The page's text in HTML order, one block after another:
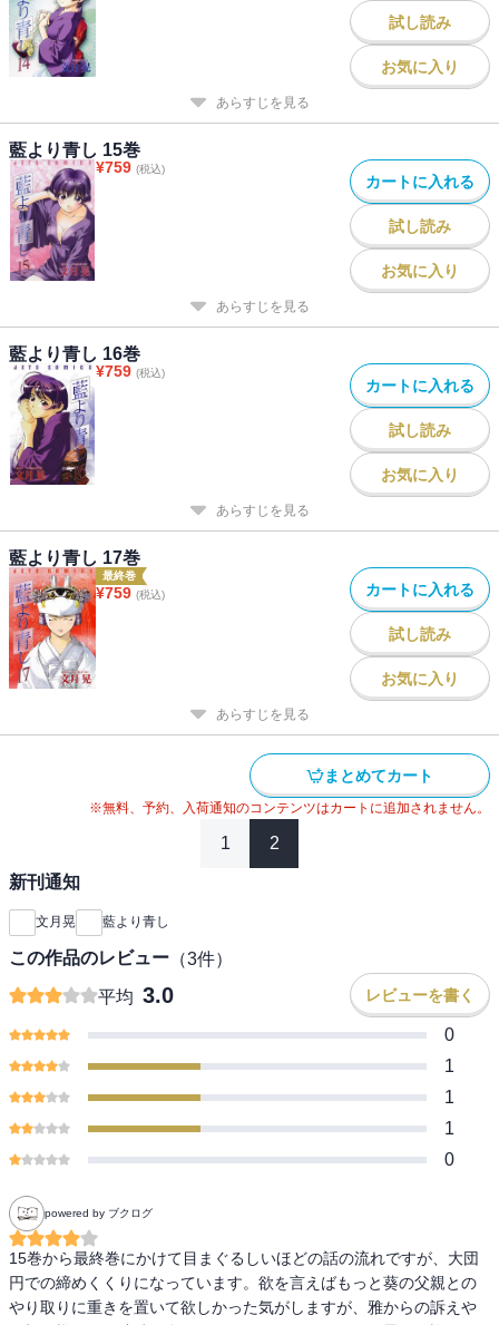
試し読み
お気に入り
あらすじを見る
藍より青し 15巻
¥759 (税込)
カートに入れる
試し読み
お気に入り
あらすじを見る
藍より青し 16巻
¥759 (税込)
カートに入れる
試し読み
お気に入り
あらすじを見る
藍より青し 17巻
最終巻
¥759 (税込) カートに入れる
試し読み
お気に入り
あらすじを見る
まとめてカート
※無料、予約、入荷通知のコンテンツはカートに追加されません。
1 2
新刊通知
文月晃 藍より青し
この作品のレビュー （3件）
平均 3.0 レビューを書く
0
1
1
1
0
powered by ブクログ
15巻から最終巻にかけて目まぐるしいほどの話の流れですが、大団
円での締めくくりになっています。欲を言えばもっと葵の父親との
やり取りに重きを置いて欲しかった気がしますが、雅からの訴えや